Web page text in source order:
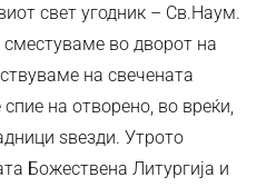
свет угодник – Св.Наум.
во дворот на
на свечената
на отворено, во вреќи,
ѕвезди. Утрото
Божествена Литургија и